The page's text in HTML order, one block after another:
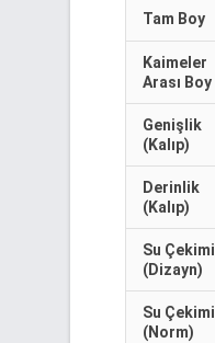
Tam Boy
Kaimeler
Arası Boy
Genişlik
(Kalıp)
Derinlik
(Kalıp)
Su Çekimi
(Dizayn)
Su Çekimi
(Norm)